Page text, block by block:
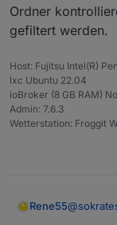
Ordner
gefiltert werden.
Host: Fujitsu Intel(R)
lxc Ubuntu 22.04
ioBroker (8 GB RAM)
Admin: 7.6.3
Wetterstation: Froggit
Rene55@